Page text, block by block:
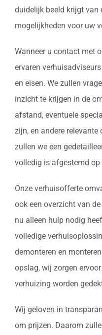
duidelijk beeld krijgt van
mogelijkheden voor uw
Wanneer u contact met
ervaren
en eisen. We zullen
inzicht te krijgen in de
afstand, eventuele
zijn, en andere
zullen we een
volledig is afgestemd
Onze verhuisofferte
ook een overzicht van
nu alleen hulp nodig
volledige
demonteren en
opslag, wij zorgen
verhuizing worden
Wij geloven in
om prijzen. Daarom